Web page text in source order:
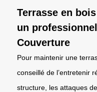
Terrasse en
un
Couverture
Pour maintenir une
conseillé de l’entretenir
structure, les attaques